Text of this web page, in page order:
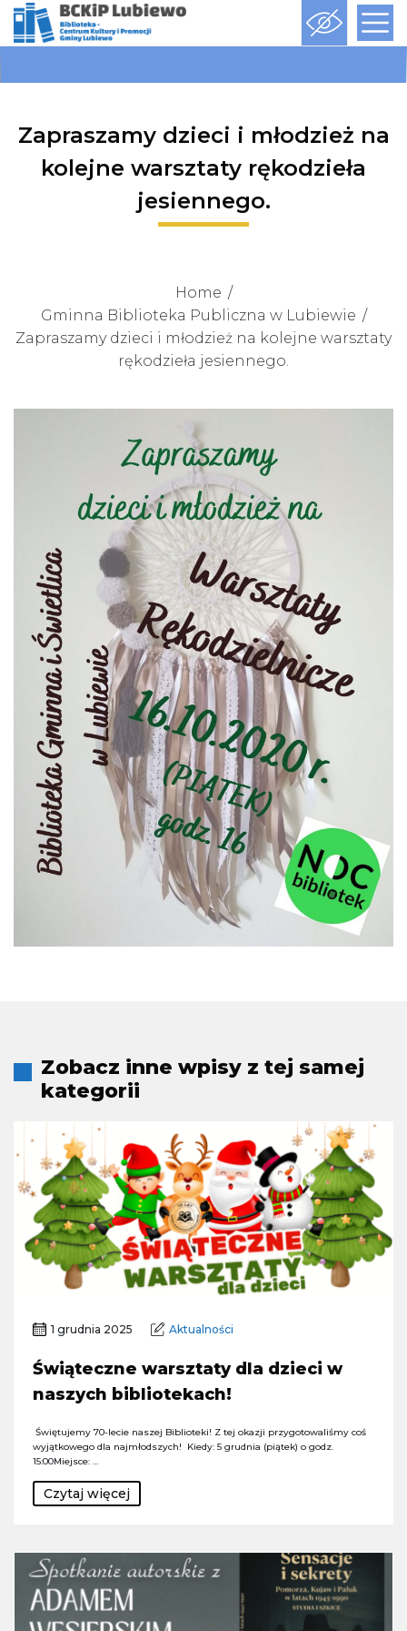
Zapraszamy dzieci i młodzież na
kolejne warsztaty rękodzieła
jesiennego.
Home
Gminna Biblioteka Publiczna w Lubiewie
Zapraszamy dzieci i młodzież na kolejne warsztaty
rękodzieła jesiennego.
Zobacz inne wpisy z tej samej
kategorii
1 grudnia 2025 Aktualności
Świąteczne warsztaty dla dzieci w
naszych bibliotekach!
Świętujemy 70-lecie naszej Biblioteki! Z tej okazji przygotowaliśmy coś
wyjątkowego dla najmłodszych! Kiedy: 5 grudnia (piątek) o godz.
15:00Miejsce: …
Czytaj więcej